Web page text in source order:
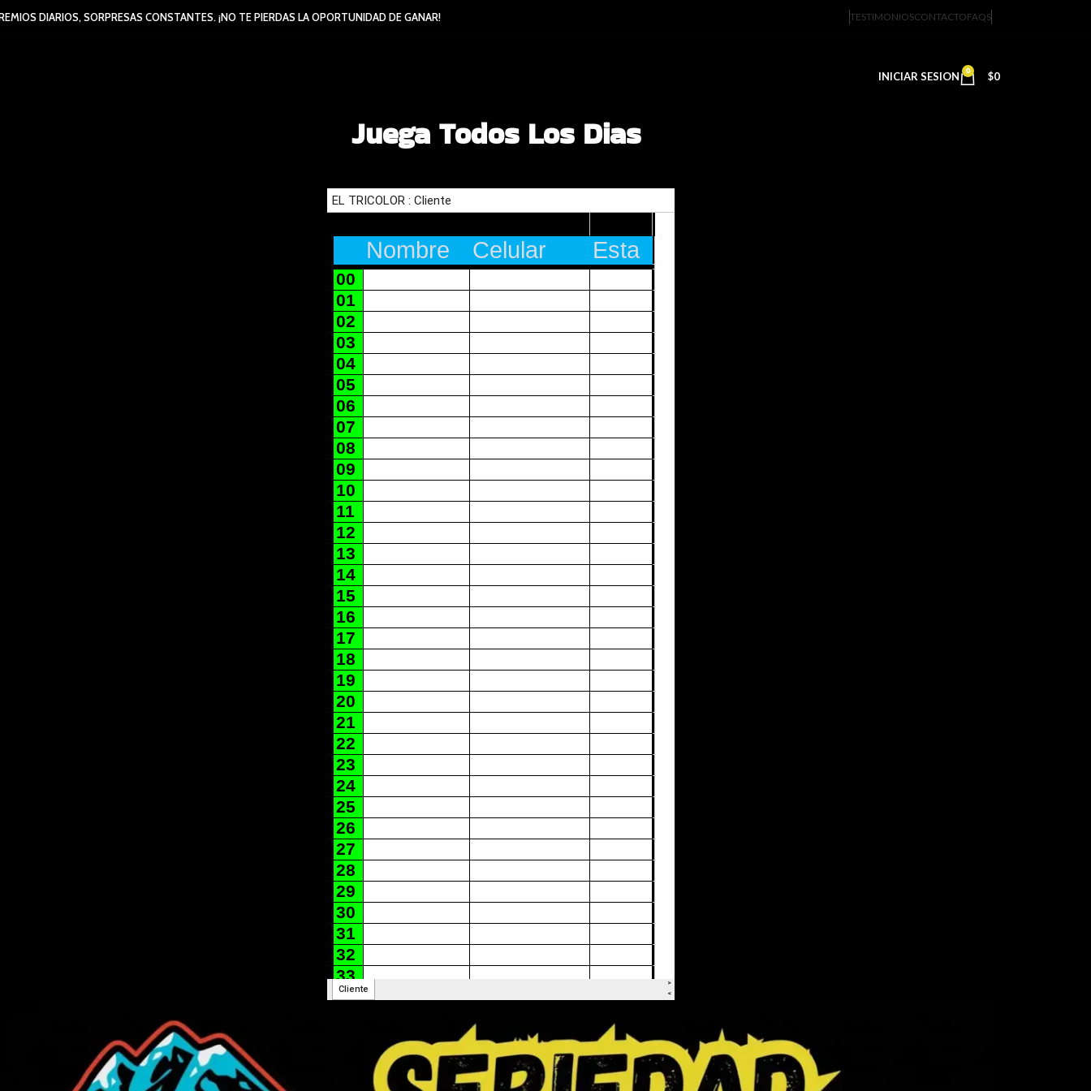
DIARIOS, SORPRESAS CONSTANTES. ¡NO TE PIERDAS LA OPORTUNIDAD DE GANAR! TESTIMONIOSCONTACTOFAQS
INICIAR SESION 0 $0
Juega Todos Los Dias